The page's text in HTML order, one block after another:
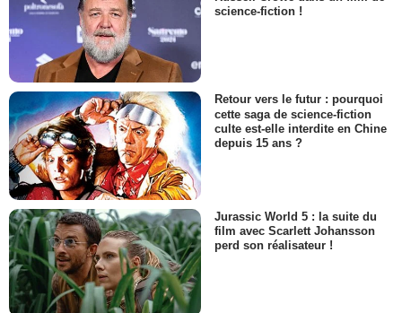
science-fiction !
Retour vers le futur : pourquoi
cette saga de science-fiction
culte est-elle interdite en Chine
depuis 15 ans ?
Jurassic World 5 : la suite du
film avec Scarlett Johansson
perd son réalisateur !